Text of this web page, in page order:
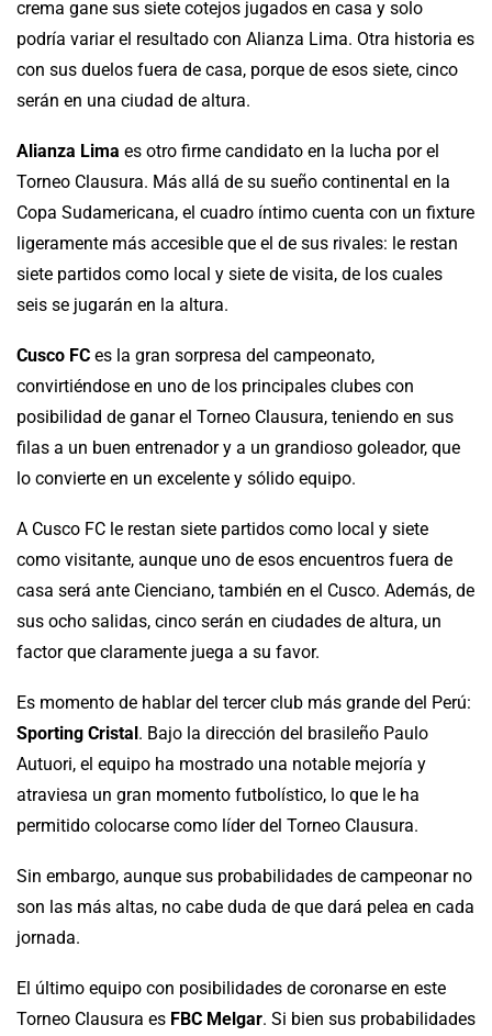
crema gane sus siete cotejos jugados en casa y solo
podría variar el resultado con Alianza Lima. Otra historia es
con sus duelos fuera de casa, porque de esos siete, cinco
serán en una ciudad de altura.
Alianza Lima es otro firme candidato en la lucha por el
Torneo Clausura. Más allá de su sueño continental en la
Copa Sudamericana, el cuadro íntimo cuenta con un fixture
ligeramente más accesible que el de sus rivales: le restan
siete partidos como local y siete de visita, de los cuales
seis se jugarán en la altura.
Cusco FC es la gran sorpresa del campeonato,
convirtiéndose en uno de los principales clubes con
posibilidad de ganar el Torneo Clausura, teniendo en sus
filas a un buen entrenador y a un grandioso goleador, que
lo convierte en un excelente y sólido equipo.
A Cusco FC le restan siete partidos como local y siete
como visitante, aunque uno de esos encuentros fuera de
casa será ante Cienciano, también en el Cusco. Además, de
sus ocho salidas, cinco serán en ciudades de altura, un
factor que claramente juega a su favor.
Es momento de hablar del tercer club más grande del Perú:
Sporting Cristal. Bajo la dirección del brasileño Paulo
Autuori, el equipo ha mostrado una notable mejoría y
atraviesa un gran momento futbolístico, lo que le ha
permitido colocarse como líder del Torneo Clausura.
Sin embargo, aunque sus probabilidades de campeonar no
son las más altas, no cabe duda de que dará pelea en cada
jornada.
El último equipo con posibilidades de coronarse en este
Torneo Clausura es FBC Melgar. Si bien sus probabilidades